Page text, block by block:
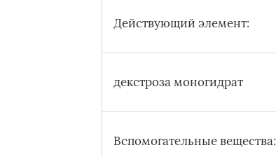
Действующий элемент:
декстроза моногидрат
Вспомогательные вещества: